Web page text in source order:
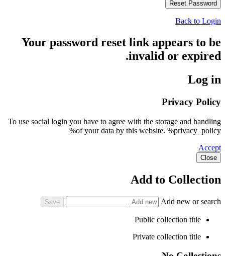
Back to Login
Your password reset link appears to be
invalid or expired.
Log in
Privacy Policy
To use social login you have to agree with the storage and handling
of your data by this website. %privacy_policy%
Accept
Close
Add to Collection
Add new or search
Public collection title
Private collection title